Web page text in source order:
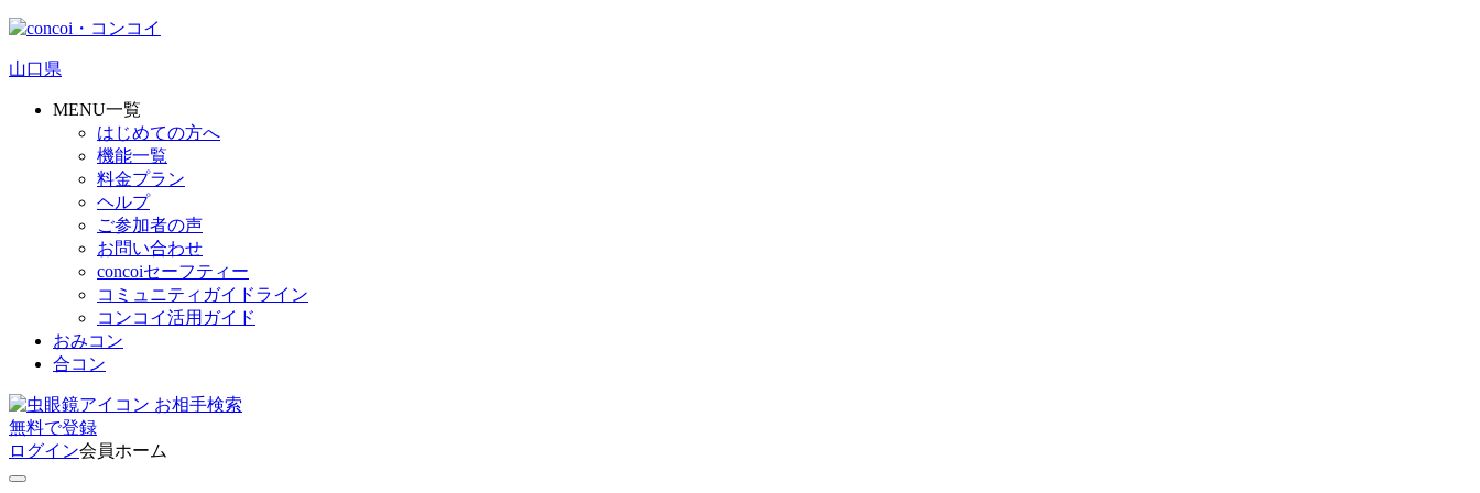
山口県
MENU一覧
はじめての方へ
機能一覧
料金プラン
ヘルプ
ご参加者の声
お問い合わせ
concoiセーフティー
コミュニティガイドライン
コンコイ活用ガイド
おみコン
合コン
お相手検索
無料で登録
ログイン会員ホーム